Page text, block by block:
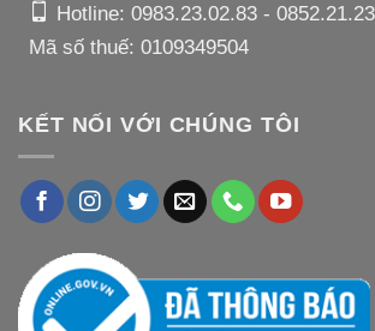
Hotline: 0983.23.02.83-
Mã số thuế: 0109349504
KẾT NỐI VỚI CHÚNG TÔI